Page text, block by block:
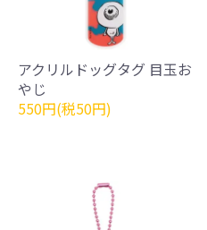
アクリルドッグタグ 目玉お
やじ
550円(税50円)